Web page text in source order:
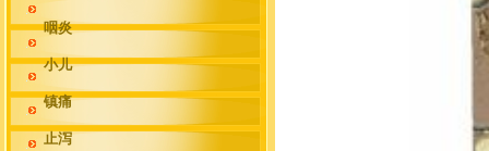
咽炎
小儿
镇痛
止泻